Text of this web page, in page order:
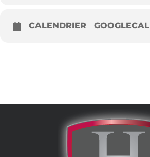
CALENDRIER GOOGLECAL